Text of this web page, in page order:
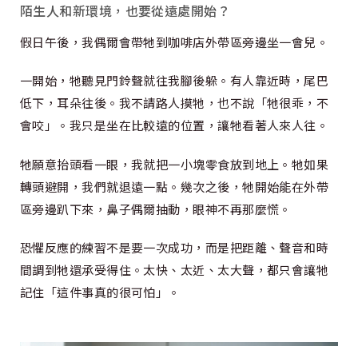
陌生人和新環境，也要從遠處開始？
假日午後，我偶爾會帶牠到咖啡店外帶區旁邊坐一會兒。
一開始，牠聽見門鈴聲就往我腳後躲。有人靠近時，尾巴
低下，耳朵往後。我不請路人摸牠，也不說「牠很乖，不
會咬」。我只是坐在比較遠的位置，讓牠看著人來人往。
牠願意抬頭看一眼，我就把一小塊零食放到地上。牠如果
轉頭避開，我們就退遠一點。幾次之後，牠開始能在外帶
區旁邊趴下來，鼻子偶爾抽動，眼神不再那麼慌。
恐懼反應的練習不是要一次成功，而是把距離、聲音和時
間調到牠還承受得住。太快、太近、太大聲，都只會讓牠
記住「這件事真的很可怕」。